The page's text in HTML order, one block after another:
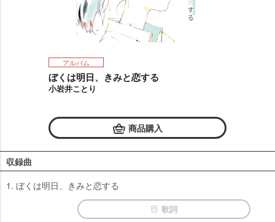
アルバム
ぼくは明日、きみと恋する
小岩井ことり
商品購入
収録曲
1. ぼくは明日、きみと恋する
歌詞